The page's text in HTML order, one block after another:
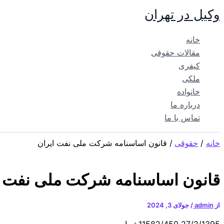
پرش
به
وکیل در تهران
خانه
مقالات حقوقی
کیفری
ملکی
خانواده
درباره ما
تماس با ما
خانه حقوقی قانون اساسنامه شرکت ملی نفت ایران
قانون اساسنامه شرکت ملی نفت
از admin
/ جولای 3, 2024